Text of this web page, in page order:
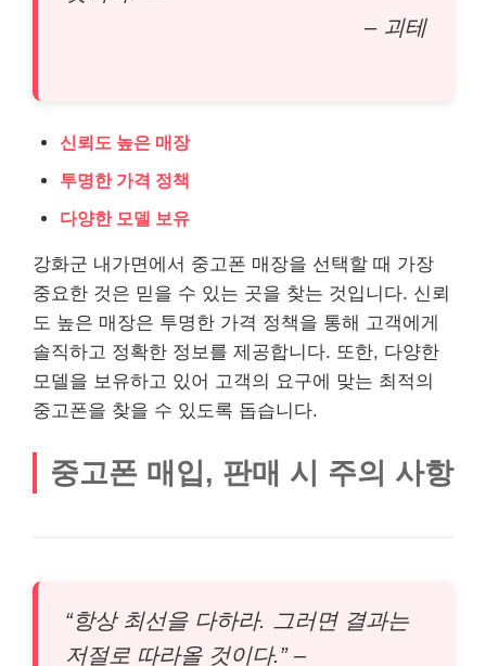
– 괴테
신뢰도 높은 매장
투명한 가격 정책
다양한 모델 보유
강화군 내가면에서 중고폰 매장을 선택할 때 가장
중요한 것은 믿을 수 있는 곳을 찾는 것입니다. 신뢰
도 높은 매장은 투명한 가격 정책을 통해 고객에게
솔직하고 정확한 정보를 제공합니다. 또한, 다양한
모델을 보유하고 있어 고객의 요구에 맞는 최적의
중고폰을 찾을 수 있도록 돕습니다.
중고폰 매입, 판매 시 주의 사항
“항상 최선을 다하라. 그러면 결과는
저절로 따라올 것이다.” –